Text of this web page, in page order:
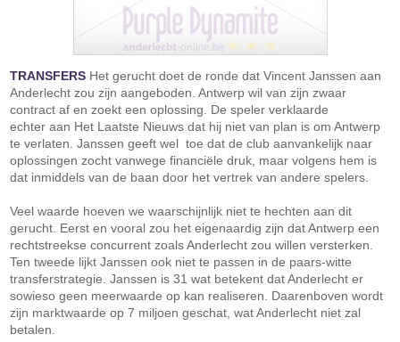
TRANSFERS Het gerucht doet de ronde dat Vincent Janssen aan
Anderlecht zou zijn aangeboden. Antwerp wil van zijn zwaar
contract af en zoekt een oplossing. De speler verklaarde
echter aan Het Laatste Nieuws dat hij niet van plan is om Antwerp
te verlaten. Janssen geeft wel toe dat de club aanvankelijk naar
oplossingen zocht vanwege financiële druk, maar volgens hem is
dat inmiddels van de baan door het vertrek van andere spelers.
Veel waarde hoeven we waarschijnlijk niet te hechten aan dit
gerucht. Eerst en vooral zou het eigenaardig zijn dat Antwerp een
rechtstreekse concurrent zoals Anderlecht zou willen versterken.
Ten tweede lijkt Janssen ook niet te passen in de paars-witte
transferstrategie. Janssen is 31 wat betekent dat Anderlecht er
sowieso geen meerwaarde op kan realiseren. Daarenboven wordt
zijn marktwaarde op 7 miljoen geschat, wat Anderlecht niet zal
betalen.